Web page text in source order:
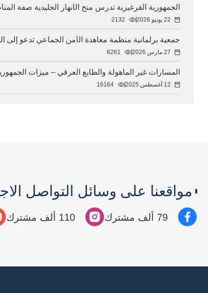
الجمهورية القرغيزية تدرس منح الأنهار الجليدية صفة
22 يونيو 2026 2132
جمعية برلمانية منظمة معاهدة الأمن الجماعي تدعو
27 مارس 2026 6261
المسارات غير المأهولة والطابع العرقي – ميزات
12 أغسطس 2025 16164
مواقعنا على وسائل التواصل
79 ألف مشترك 110 ألف مشترك